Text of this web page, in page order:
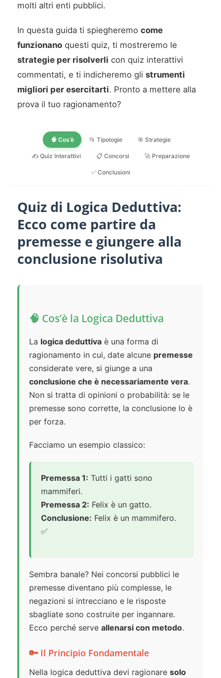
molti altri enti pubblici.
In questa guida ti spiegheremo come
funzionano questi quiz, ti mostreremo le
strategie per risolverli con quiz interattivi
commentati, e ti indicheremo gli strumenti
migliori per esercitarti. Pronto a mettere alla
prova il tuo ragionamento?
🧠 Cos’è 📂 Tipologie 🎯 Strategie
✍️ Quiz Interattivi 📋 Concorsi 🚀 Preparazione
✅ Conclusioni
Quiz di Logica Deduttiva:
Ecco come partire da
premesse e giungere alla
conclusione risolutiva
🧠 Cos’è la Logica Deduttiva
La logica deduttiva è una forma di
ragionamento in cui, date alcune premesse
considerate vere, si giunge a una
conclusione che è necessariamente vera.
Non si tratta di opinioni o probabilità: se le
premesse sono corrette, la conclusione lo è
per forza.
Facciamo un esempio classico:
Premessa 1: Tutti i gatti sono
mammiferi.
Premessa 2: Felix è un gatto.
Conclusione: Felix è un mammifero.
✅
Sembra banale? Nei concorsi pubblici le
premesse diventano più complesse, le
negazioni si intrecciano e le risposte
sbagliate sono costruite per ingannare.
Ecco perché serve allenarsi con metodo.
🔑 Il Principio Fondamentale
Nella logica deduttiva devi ragionare solo